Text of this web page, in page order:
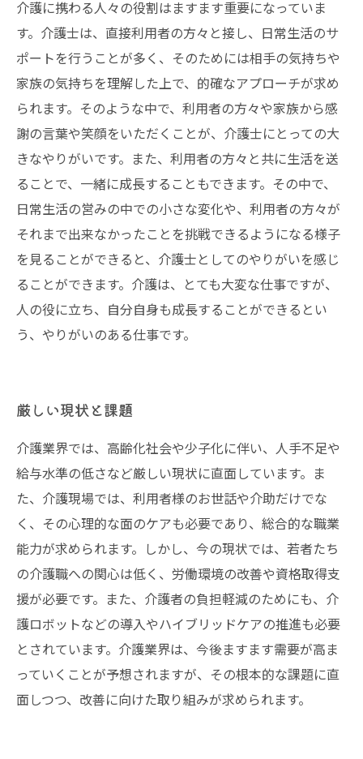
介護に携わる人々の役割はますます重要になっていま
す。介護士は、直接利用者の方々と接し、日常生活のサ
ポートを行うことが多く、そのためには相手の気持ちや
家族の気持ちを理解した上で、的確なアプローチが求め
られます。そのような中で、利用者の方々や家族から感
謝の言葉や笑顔をいただくことが、介護士にとっての大
きなやりがいです。また、利用者の方々と共に生活を送
ることで、一緒に成長することもできます。その中で、
日常生活の営みの中での小さな変化や、利用者の方々が
それまで出来なかったことを挑戦できるようになる様子
を見ることができると、介護士としてのやりがいを感じ
ることができます。介護は、とても大変な仕事ですが、
人の役に立ち、自分自身も成長することができるとい
う、やりがいのある仕事です。
厳しい現状と課題
介護業界では、高齢化社会や少子化に伴い、人手不足や
給与水準の低さなど厳しい現状に直面しています。ま
た、介護現場では、利用者様のお世話や介助だけでな
く、その心理的な面のケアも必要であり、総合的な職業
能力が求められます。しかし、今の現状では、若者たち
の介護職への関心は低く、労働環境の改善や資格取得支
援が必要です。また、介護者の負担軽減のためにも、介
護ロボットなどの導入やハイブリッドケアの推進も必要
とされています。介護業界は、今後ますます需要が高ま
っていくことが予想されますが、その根本的な課題に直
面しつつ、改善に向けた取り組みが求められます。